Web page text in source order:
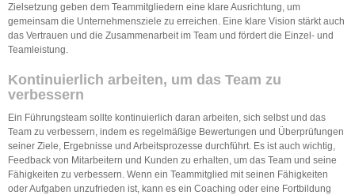
Zielsetzung geben dem Teammitgliedern eine klare Ausrichtung, um
gemeinsam die Unternehmensziele zu erreichen. Eine klare Vision stärkt auch
das Vertrauen und die Zusammenarbeit im Team und fördert die Einzel- und
Teamleistung.
Kontinuierlich arbeiten, um das Team zu
verbessern
Ein Führungsteam sollte kontinuierlich daran arbeiten, sich selbst und das
Team zu verbessern, indem es regelmäßige Bewertungen und Überprüfungen
seiner Ziele, Ergebnisse und Arbeitsprozesse durchführt. Es ist auch wichtig,
Feedback von Mitarbeitern und Kunden zu erhalten, um das Team und seine
Fähigkeiten zu verbessern. Wenn ein Teammitglied mit seinen Fähigkeiten
oder Aufgaben unzufrieden ist, kann es ein Coaching oder eine Fortbildung